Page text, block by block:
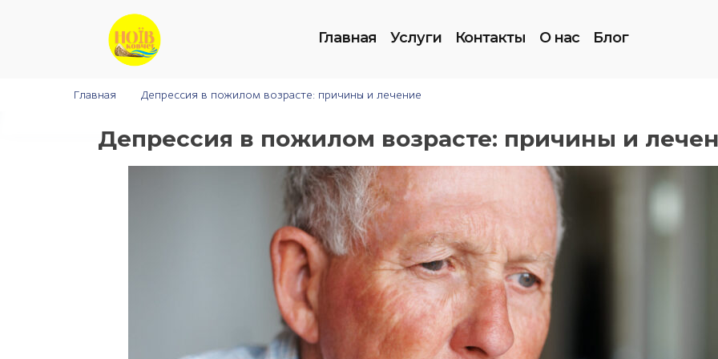
Главная Услуги Контакты О нас Блог
Главная Депрессия в пожилом возрасте: причины и лечение
Депрессия в пожилом возрасте: причины и